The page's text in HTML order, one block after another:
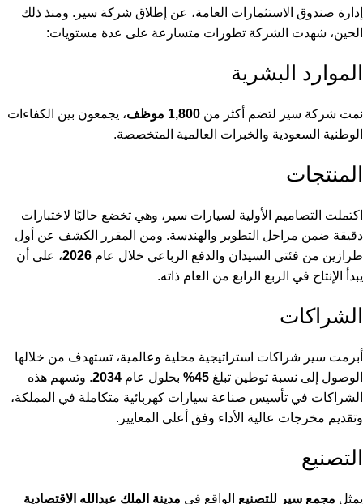
إدارة صندوق الاستثمارات العامة، عن إطلاق شركة سير. ومنذ ذلك
الحين، شهدت الشركة تطورات متسارعة على عدة مستويات:
الموارد البشرية
نمت شركة سير لتضم أكثر من 1,800 موظف
، يجمعون بين الكفاءات
الوطنية السعودية والخبرات العالمية المتخصصة.
المنتجات
اكتملت التصاميم الأولية لسيارات سير، وهي تخضع حاليًا لاختبارات
دقيقة ضمن مراحل التطوير والهندسة. ومن المقرر الكشف عن أول
طرازين من فئتي السيدان والدفع الرباعي خلال عام 2026، على أن
يبدأ الإنتاج في الربع الرابع من العام ذاته.
الشراكات
أبرمت سير شراكات استراتيجية محلية وعالمية، تستهدف من خلالها
الوصول إلى نسبة توطين تبلغ 45% بحلول عام 2034. وتسهم هذه
الشراكات في تأسيس صناعة سيارات كهربائية متكاملة في المملكة،
وتقديم مخرجات عالية الأداء وفق أعلى المعايير.
التصنيع
يمثل مجمع سير للتصنيع الواقع في مدينة الملك عبدالله الاقتصادية